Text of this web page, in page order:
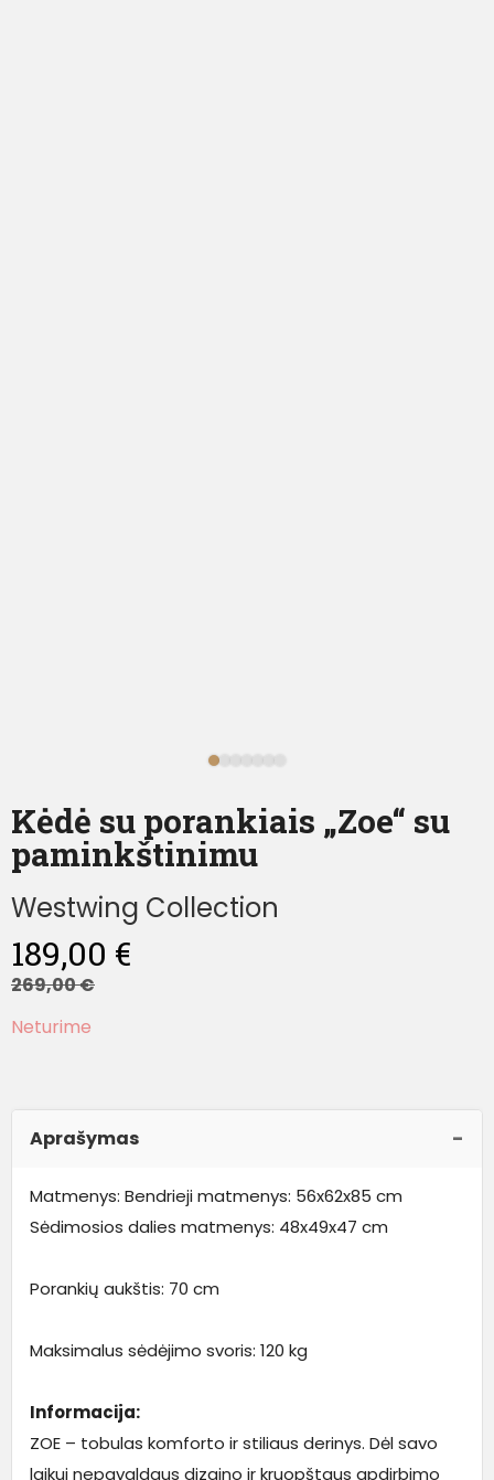
Kėdė su porankiais „Zoe“ su
paminkštinimu
Westwing Collection
189,00 €
269,00€
Neturime
Aprašymas
Matmenys: Bendrieji matmenys: 56x62x85 cm
Sėdimosios dalies matmenys: 48x49x47 cm
Porankių aukštis: 70 cm
Maksimalus sėdėjimo svoris: 120 kg
Informacija:
ZOE – tobulas komforto ir stiliaus derinys. Dėl savo
laikui nepavaldaus dizaino ir kruopštaus apdirbimo